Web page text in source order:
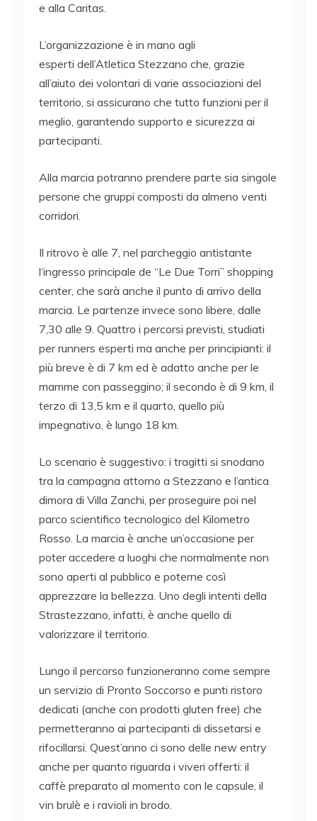
e alla Caritas.
L’organizzazione è in mano agli
esperti dell’Atletica Stezzano che, grazie
all’aiuto dei volontari di varie associazioni del
territorio, si assicurano che tutto funzioni per il
meglio, garantendo supporto e sicurezza ai
partecipanti.
Alla marcia potranno prendere parte sia singole
persone che gruppi composti da almeno venti
corridori.
Il ritrovo è alle 7, nel parcheggio antistante
l‘ingresso principale de “Le Due Torri” shopping
center, che sarà anche il punto di arrivo della
marcia. Le partenze invece sono libere, dalle
7,30 alle 9. Quattro i percorsi previsti, studiati
per runners esperti ma anche per principianti: il
più breve è di 7 km ed è adatto anche per le
mamme con passeggino; il secondo è di 9 km, il
terzo di 13,5 km e il quarto, quello più
impegnativo, è lungo 18 km.
Lo scenario è suggestivo: i tragitti si snodano
tra la campagna attorno a Stezzano e l’antica
dimora di Villa Zanchi, per proseguire poi nel
parco scientifico tecnologico del Kilometro
Rosso. La marcia è anche un’occasione per
poter accedere a luoghi che normalmente non
sono aperti al pubblico e poterne così
apprezzare la bellezza. Uno degli intenti della
Strastezzano, infatti, è anche quello di
valorizzare il territorio.
Lungo il percorso funzioneranno come sempre
un servizio di Pronto Soccorso e punti ristoro
dedicati (anche con prodotti gluten free) che
permetteranno ai partecipanti di dissetarsi e
rifocillarsi. Quest’anno ci sono delle new entry
anche per quanto riguarda i viveri offerti: il
caffè preparato al momento con le capsule, il
vin brulè e i ravioli in brodo.